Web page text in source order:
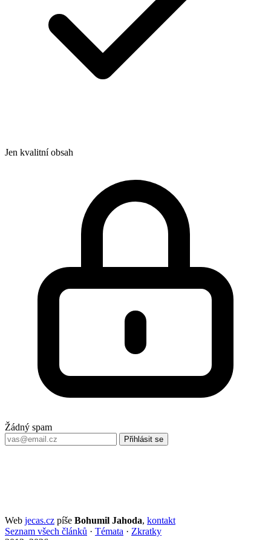
Jen kvalitní obsah
Žádný spam
Přihlásit se
Web jecas.cz píše Bohumil Jahoda, kontakt
Seznam všech článků · Témata · Zkratky